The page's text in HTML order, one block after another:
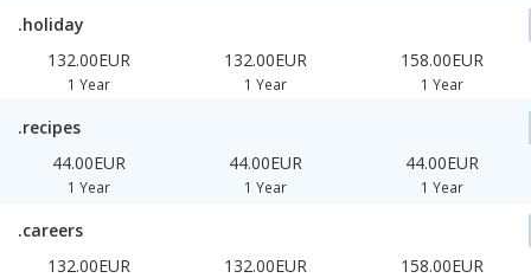
.holiday
132.00EUR
1 Year
132.00EUR
1 Year
158.00EUR
1 Year
.recipes
44.00EUR
1 Year
44.00EUR
1 Year
44.00EUR
1 Year
.careers
132.00EUR
132.00EUR 158.00EUR